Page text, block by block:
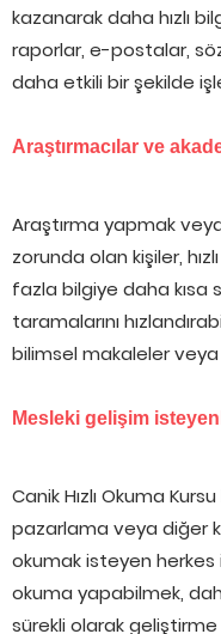
kazanarak daha hızlı
raporlar, e-postalar,
daha etkili bir şekilde
Araştırmacılar ve
Araştırma yapmak
zorunda olan kişiler,
fazla bilgiye daha kısa
taramalarını
bilimsel makaleler
Mesleki gelişim
Canik Hızlı Okuma
pazarlama veya diğer
okumak isteyen herkes
okuma yapabilmek,
sürekli olarak geliştirme